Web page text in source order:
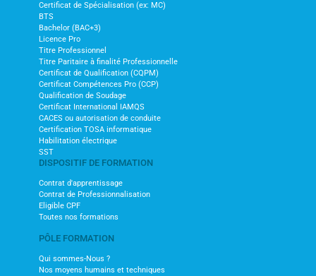
Certificat de Spécialisation (ex: MC)
BTS
Bachelor (BAC+3)
Licence Pro
Titre Professionnel
Titre Paritaire à finalité Professionnelle
Certificat de Qualification (CQPM)
Certificat Compétences Pro (CCP)
Qualification de Soudage
Certificat International IAMQS
CACES ou autorisation de conduite
Certification TOSA informatique
Habilitation électrique
SST
DISPOSITIF DE FORMATION
Contrat d'apprentissage
Contrat de Professionnalisation
Eligible CPF
Toutes nos formations
PÔLE FORMATION
Qui sommes-Nous ?
Nos moyens humains et techniques